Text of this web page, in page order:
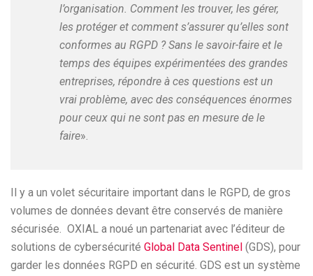
l’organisation. Comment les trouver, les gérer,
les protéger et comment s’assurer qu’elles sont
conformes au RGPD ? Sans le savoir-faire et le
temps des équipes expérimentées des grandes
entreprises, répondre à ces questions est un
vrai problème, avec des conséquences énormes
pour ceux qui ne sont pas en mesure de le
faire».
Il y a un volet sécuritaire important dans le RGPD, de gros
volumes de données devant être conservés de manière
sécurisée. OXIAL a noué un partenariat avec l’éditeur de
solutions de cybersécurité Global Data Sentinel (GDS), pour
garder les données RGPD en sécurité. GDS est un système